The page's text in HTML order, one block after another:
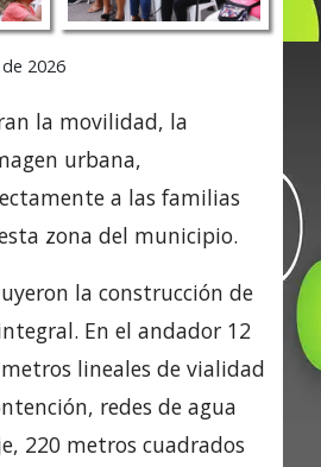
2026
la movilidad, la
urbana,
a las familias
zona del municipio.
la construcción de
En el andador 12
lineales de vialidad
redes de agua
220 metros cuadrados